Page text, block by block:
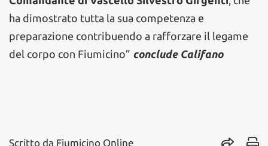
ha dimostrato tutta la sua competenza e
preparazione contribuendo a rafforzare il legame
del corpo con Fiumicino” conclude Califano
Scritto da Fiumicino Online